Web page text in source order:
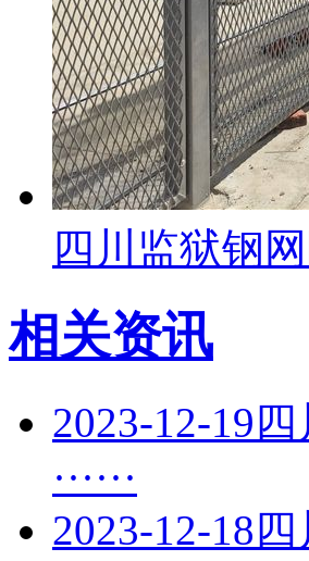
四川监狱钢
相关资讯
2023-12-19
······
2023-12-18